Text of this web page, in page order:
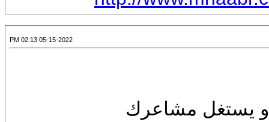
05-15-2022 02:13 PM
و يستغل مشاعرك